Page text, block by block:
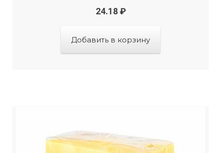
24.18 ₽
Добавить в корзину